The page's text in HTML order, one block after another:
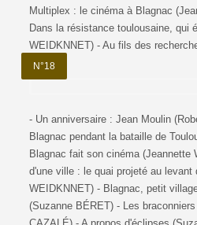
Multiplex : le cinéma à Blagnac
Dans la résistance toulousaine, qui
WEIDKNNET) - Au fils des
N°18
- Un anniversaire : Jean Moulin
Blagnac pendant la bataille de
Blagnac fait son cinéma (Jeannette
d'une ville : le quai projeté au levant
WEIDKNNET) - Blagnac, petit
(Suzanne BÉRET) - Les